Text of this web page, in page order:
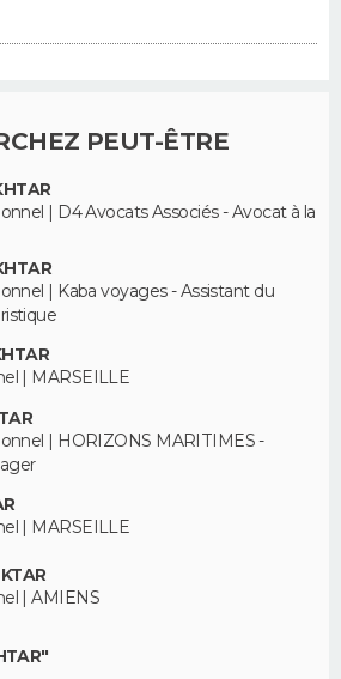
PEUT-ÊTRE
| D4 Avocats Associés - Avocat à la
| Kaba voyages - Assistant du
| MARSEILLE
| HORIZONS MARITIMES -
| MARSEILLE
| AMIENS